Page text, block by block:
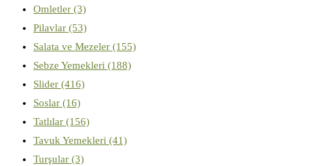
Omletler (3)
Pilavlar (53)
Salata ve Mezeler (155)
Sebze Yemekleri (188)
Slider (416)
Soslar (16)
Tatlılar (156)
Tavuk Yemekleri (41)
Turşular (3)